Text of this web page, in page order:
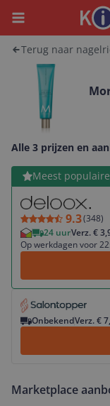
Menu
Terug naar
Alle 3 prijzen en
Meest
9.3(348)
24 uurVerz. €
Op werkdagen voor
Bekijk product
OnbekendVerz. €
Bekijk product
Marketplace